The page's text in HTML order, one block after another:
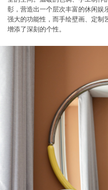
彰，营造出一个层次丰富的休闲娱
强大的功能性，而手绘壁画、定制
增添了深刻的个性。